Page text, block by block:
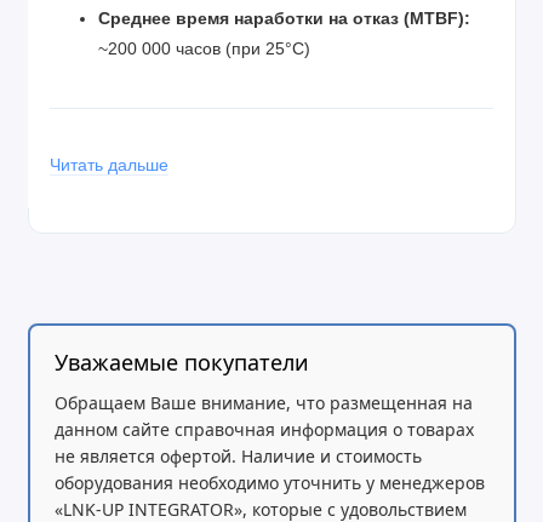
Среднее время наработки на отказ (MTBF):
~200 000 часов (при 25°C)
Беспроводные возможности
Чипсет: QCA9558
Поколение Wi-Fi: Wi-Fi 5 (802.11a/n/ac)
Читать дальше
Уважаемые покупатели
Обращаем Ваше внимание, что размещенная на
данном сайте справочная информация о товарах
не является офертой. Наличие и стоимость
оборудования необходимо уточнить у менеджеров
«LNK-UP INTEGRATOR», которые с удовольствием